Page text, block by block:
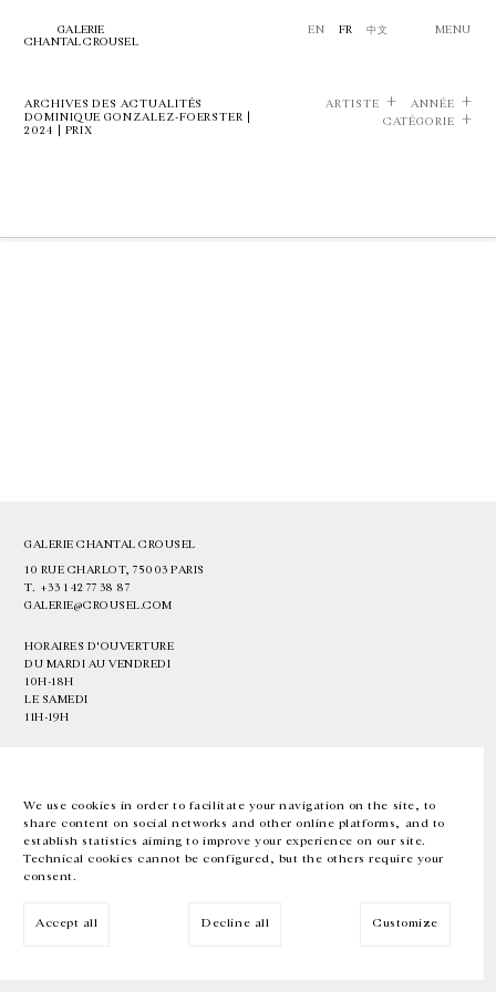
We use cookies in order to facilitate your navigation on the site, to
share content on social networks and other online platforms, and to
establish statistics aiming to improve your experience on our site.
Technical cookies cannot be configured, but the others require your
consent.
Accept all Decline all Customize
GALERIE
CHANTAL CROUSEL
EN FR 中文 MENU
ARCHIVES DES ACTUALITÉS
DOMINIQUE GONZALEZ-FOERSTER |
2024 | PRIX
ARTISTE
ANNÉE
CATÉGORIE
GALERIE CHANTAL CROUSEL
10 RUE CHARLOT, 75003 PARIS
T. +33 1 42 77 38 87
GALERIE@CROUSEL.COM
HORAIRES D'OUVERTURE
DU MARDI AU VENDREDI
10H-18H
LE SAMEDI
11H-19H
EN FR 中文 Facebook Instagram
Inscrivez-vous à notre newsletter